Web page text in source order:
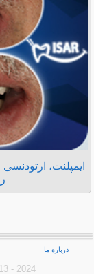
ایمپلنت،
درباره ما
- 2024